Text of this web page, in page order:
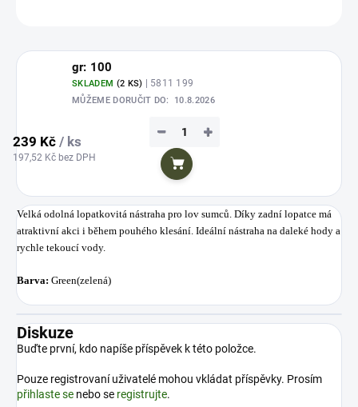
gr: 100
SKLADEM (2 KS) | 5811 199
MŮŽEME DORUČIT DO: 10.8.2026
239 Kč / ks
197,52 Kč bez DPH
+
−
Do košíku
Velká odolná lopatkovitá nástraha pro lov sumců. Díky zadní lopatce má
atraktivní akci i během pouhého klesání. Ideální nástraha na daleké hody a
rychle tekoucí vody.
Barva: Green(zelená)
Diskuze
Buďte první, kdo napíše příspěvek k této položce.
Pouze registrovaní uživatelé mohou vkládat příspěvky. Prosím
přihlaste se nebo se registrujte.